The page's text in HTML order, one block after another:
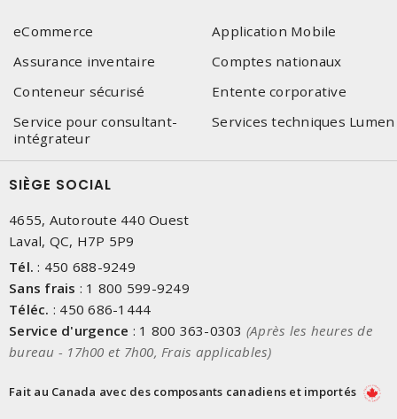
eCommerce
Application Mobile
Assurance inventaire
Comptes nationaux
Conteneur sécurisé
Entente corporative
Service pour consultant-
intégrateur
Services techniques Lumen
SIÈGE SOCIAL
4655, Autoroute 440 Ouest
Laval, QC, H7P 5P9
Tél. : 450 688-9249
Sans frais : 1 800 599-9249
Téléc. : 450 686-1444
Service d'urgence : 1 800 363-0303 (Après les heures de
bureau - 17h00 et 7h00, Frais applicables)
Fait au Canada avec des composants canadiens et importés